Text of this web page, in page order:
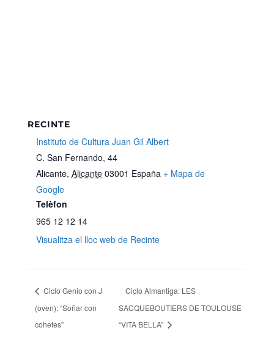
RECINTE
Instituto de Cultura Juan Gil Albert
C. San Fernando, 44
Alicante, Alicante 03001 España + Mapa de
Google
Telèfon
965 12 12 14
Visualitza el lloc web de Recinte
Ciclo Genio con J
(oven): “Soñar con
cohetes”
Ciclo Almantiga: LES
SACQUEBOUTIERS DE TOULOUSE
“VITA BELLA”